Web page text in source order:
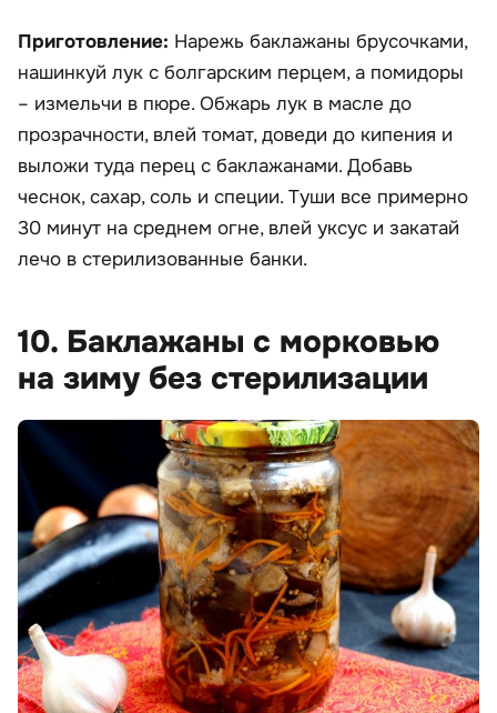
Приготовление: Нарежь баклажаны брусочками,
нашинкуй лук с болгарским перцем, а помидоры
– измельчи в пюре. Обжарь лук в масле до
прозрачности, влей томат, доведи до кипения и
выложи туда перец с баклажанами. Добавь
чеснок, сахар, соль и специи. Туши все примерно
30 минут на среднем огне, влей уксус и закатай
лечо в стерилизованные банки.
10. Баклажаны с морковью
на зиму без стерилизации